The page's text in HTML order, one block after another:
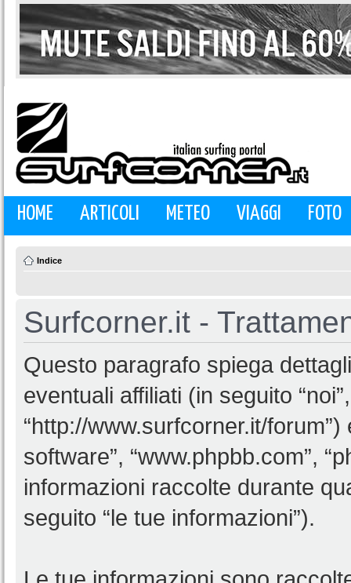
HOME ARTICOLI METEO VIAGGI FOTO
Indice
Surfcorner.it -
Questo paragrafo spiega
eventuali affiliati (in seguito
“http://www.surfcorner.it/forum”)
software”, “www.phpbb.com”,
informazioni raccolte durante
seguito “le tue informazioni”).